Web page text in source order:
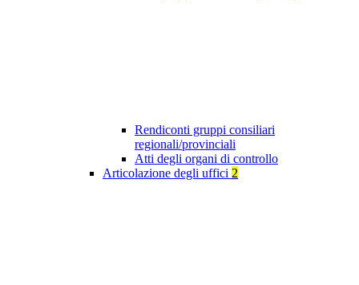
Rendiconti gruppi consiliari
regionali/provinciali
Atti degli organi di controllo
Articolazione degli uffici 2